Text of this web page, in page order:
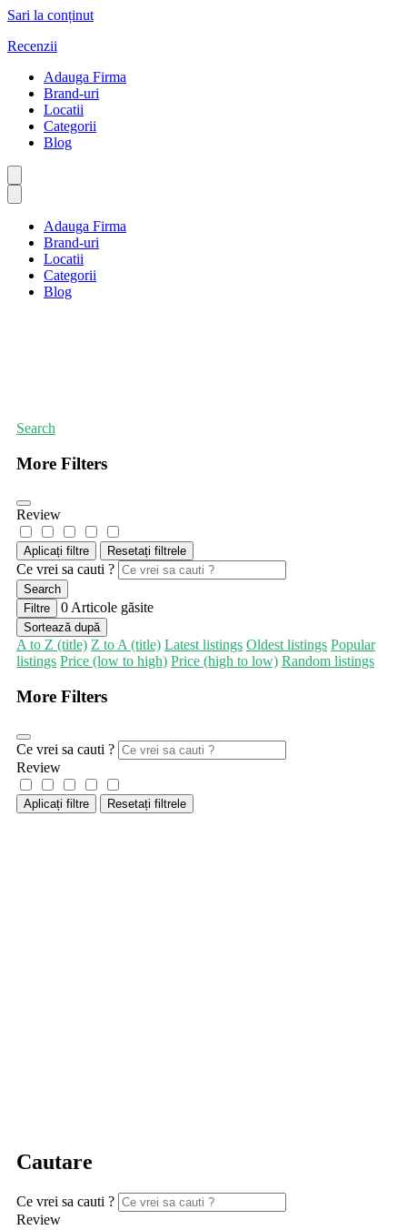
Sari la conținut
Recenzii
Adauga Firma
Brand-uri
Locatii
Categorii
Blog
Adauga Firma
Brand-uri
Locatii
Categorii
Blog
Search
More Filters
Review
Aplicați filtre Resetați filtrele
Ce vrei sa cauti ?
Search
Filtre
0 Articole găsite
Sortează după
A to Z (title) Z to A (title) Latest listings Oldest listings Popular
listings Price (low to high) Price (high to low) Random listings
More Filters
Ce vrei sa cauti ?
Review
Aplicați filtre Resetați filtrele
Cautare
Ce vrei sa cauti ?
Review